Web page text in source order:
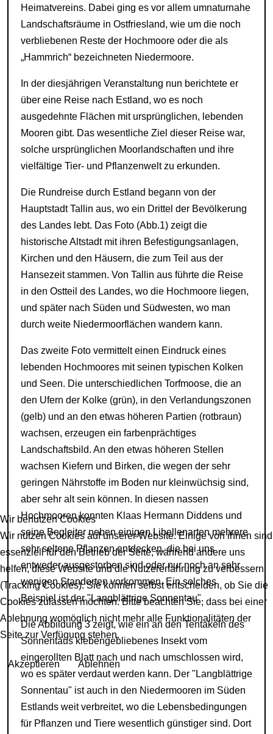
Heimatvereins. Dabei ging es vor allem umnaturnahe
Landschaftsräume in Ostfriesland, wie um die noch
verbliebenen Reste der Hochmoore oder die als
„Hammrich“ bezeichneten Niedermoore.
In der diesjährigen Veranstaltung nun berichtete er
über eine Reise nach Estland, wo es noch
ausgedehnte Flächen mit ursprünglichen, lebenden
Mooren gibt. Das wesentliche Ziel dieser Reise war,
solche ursprünglichen Moorlandschaften und ihre
vielfältige Tier- und Pflanzenwelt zu erkunden.
Die Rundreise durch Estland begann von der
Hauptstadt Tallin aus, wo ein Drittel der Bevölkerung
des Landes lebt. Das Foto (Abb.1) zeigt die
historische Altstadt mit ihren Befestigungsanlagen,
Kirchen und den Häusern, die zum Teil aus der
Hansezeit stammen. Von Tallin aus führte die Reise
in den Ostteil des Landes, wo die Hochmoore liegen,
und später nach Süden und Südwesten, wo man
durch weite Niedermoorflächen wandern kann.
Das zweite Foto vermittelt einen Eindruck eines
lebenden Hochmoores mit seinen typischen Kolken
und Seen. Die unterschiedlichen Torfmoose, die an
den Ufern der Kolke (grün), in den Verlandungszonen
(gelb) und an den etwas höheren Partien (rotbraun)
wachsen, erzeugen ein farbenprächtiges
Landschaftsbild. An den etwas höheren Stellen
wachsen Kiefern und Birken, die wegen der sehr
geringen Nährstoffe im Boden nur kleinwüchsig sind,
aber sehr alt sein können. In diesen nassen
Hochmooren konnten Klaas Hermann Diddens und
seine Begleiter neben einigen Libellenarten mehrere
sehr seltene Pflanzen entdecken, die bei uns
entweder ausgestorben sind oder nur noch an sehr
wenigen Standorten vorkommen. Ein solches
Beispiel ist der "Langblättrige Sonnentau".
Die Abbildung 3 zeigt, wie ein an den Tentakeln des
Sonnentaus klebengebliebenes Insekt vom
eingerollten Blatt nach und nach umschlossen wird,
wo es später verdaut werden kann. Der "Langblättrige
Sonnentau" ist auch in den Niedermooren im Süden
Estlands weit verbreitet, wo die Lebensbedingungen
für Pflanzen und Tiere wesentlich günstiger sind. Dort
Wir benutzen Cookies
Wir nutzen Cookies auf unserer Website. Einige von ihnen sind
essenziell für den Betrieb der Seite, während andere uns
helfen, diese Website und die Nutzererfahrung zu verbessern
(Tracking Cookies). Sie können selbst entscheiden, ob Sie die
Cookies zulassen möchten. Bitte beachten Sie, dass bei einer
Ablehnung womöglich nicht mehr alle Funktionalitäten der
Seite zur Verfügung stehen.
Akzeptieren Ablehnen